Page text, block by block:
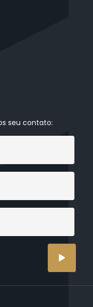
seu contato: